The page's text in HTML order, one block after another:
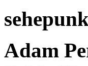
Adam